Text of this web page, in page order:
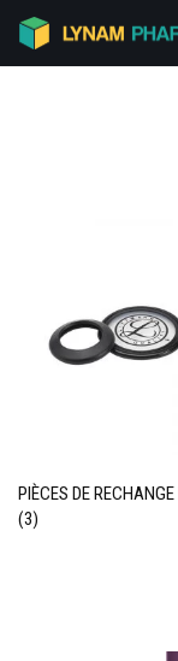
Aller
PIÈCES DE
(3)